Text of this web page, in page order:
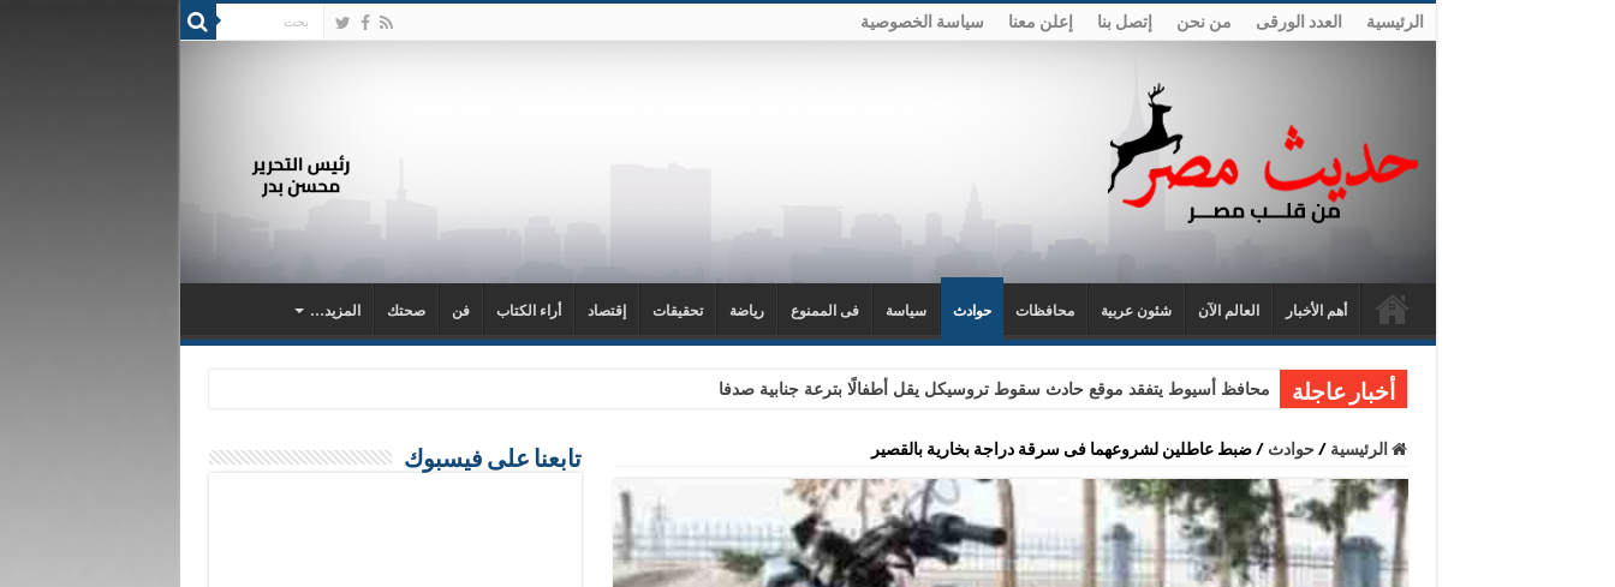
الرئيسية العدد الورقى من نحن إتصل بنا إعلن معنا سياسة الخصوصية
أهم الأخبار العالم الآن شئون عربية محافظات حوادث سياسة فى الممنوع رياضة تحقيقات إقتصاد أراء الكتاب فن صحتك المزيد…
أخبار عاجلة محافظ أسيوط يتفقد موقع حادث سقوط تروسيكل يقل أطفالًا بترعة جنابية صدفا
الرئيسية /حوادث /ضبط عاطلين لشروعهما فى سرقة دراجة بخارية بالقصير تابعنا على فيسبوك